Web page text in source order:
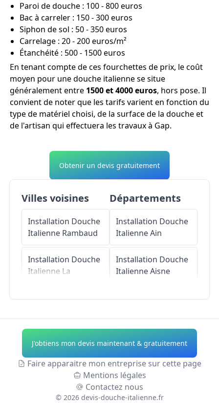
Paroi de douche : 100 - 800 euros
Bac à carreler : 150 - 300 euros
Siphon de sol : 50 - 350 euros
Carrelage : 20 - 200 euros/m²
Étanchéité : 500 - 1500 euros
En tenant compte de ces fourchettes de prix, le coût
moyen pour une douche italienne se situe
généralement entre 1500 et 4000 euros, hors pose. Il
convient de noter que les tarifs varient en fonction du
type de matériel choisi, de la surface de la douche et
de l'artisan qui effectuera les travaux à Gap.
Obtenir un devis gratuitement
Villes voisines
Installation Douche
Italienne Rambaud
Installation Douche
Italienne La
ItalienneLa
Installation Douche
Italienne
La Bâtie-
Départements
Installation Douche
ItalienneAin
Installation Douche
ItalienneAisne
Installation Douche
Italienne Alpes-de-
Haute-Provence
Installation Douche
Italienne Hautes-
J'obtiens mon devis maintenant & gratuitement
Faire apparaitre mon entreprise sur cette page
Mentions légales
Contactez nous
© 2026 devis-douche-italienne.fr